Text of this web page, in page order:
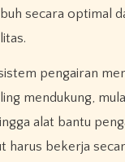
secara optimal
pengairan
mendukung,
alat bantu
harus bekerja